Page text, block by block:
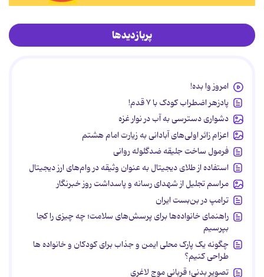
پربازدیدها
امروز وا بده!
پادزهر اضطراب کودک با ۷ قدم!
دشواری دسترسی به آب در نوار غزه
اعزام زائر اولی‌های آبادانی به زیارت امام هشتم
فرمول ساخت جلیقه ضدگلوله روانی
استفاده از طلای دیجیتال به عنوان وثیقه در وام‌های ارز دیجیتال
مراسم تجلیل از شهدای رسانه و پاسداشت روز خبرنگار
ترامپ در بن‌بست ایران
راهنمای خانواده‌ها برای پرسش‌های سلامت؛ چه چیزی را کجا
بپرسیم
چگونه یک پارک محلی ایمن و جذاب برای کودکان و خانواده ها
طراحی کنیم؟
تصویر بدنی؛ قربانی موج لاغری